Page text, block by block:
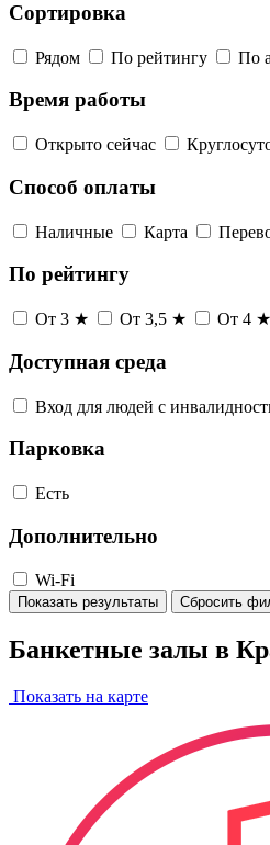
Сортировка
Рядом По рейтингу По
Время работы
Открыто сейчас
Способ оплаты
Наличные Карта
По рейтингу
От 3 ★ От 3,5 ★ От 4 ★
Доступная среда
Вход для людей с
Парковка
Есть
Дополнительно
Wi-Fi
Показать результаты Сбросить
Банкетные залы в
Показать на карте